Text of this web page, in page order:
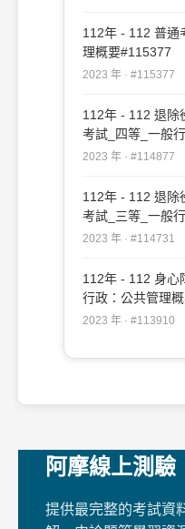
112年 - 112 普通
理概要#115377
2023 年 · #115377
112年 - 112 退除
考試_四等_一般
#114877
2023 年 · #114877
112年 - 112 退除
考試_三等_一般
2023 年 · #114731
112年 - 112 身心
行政：公共管理
2023 年 · #113910
阿摩線上測驗
提供最完整的考試資